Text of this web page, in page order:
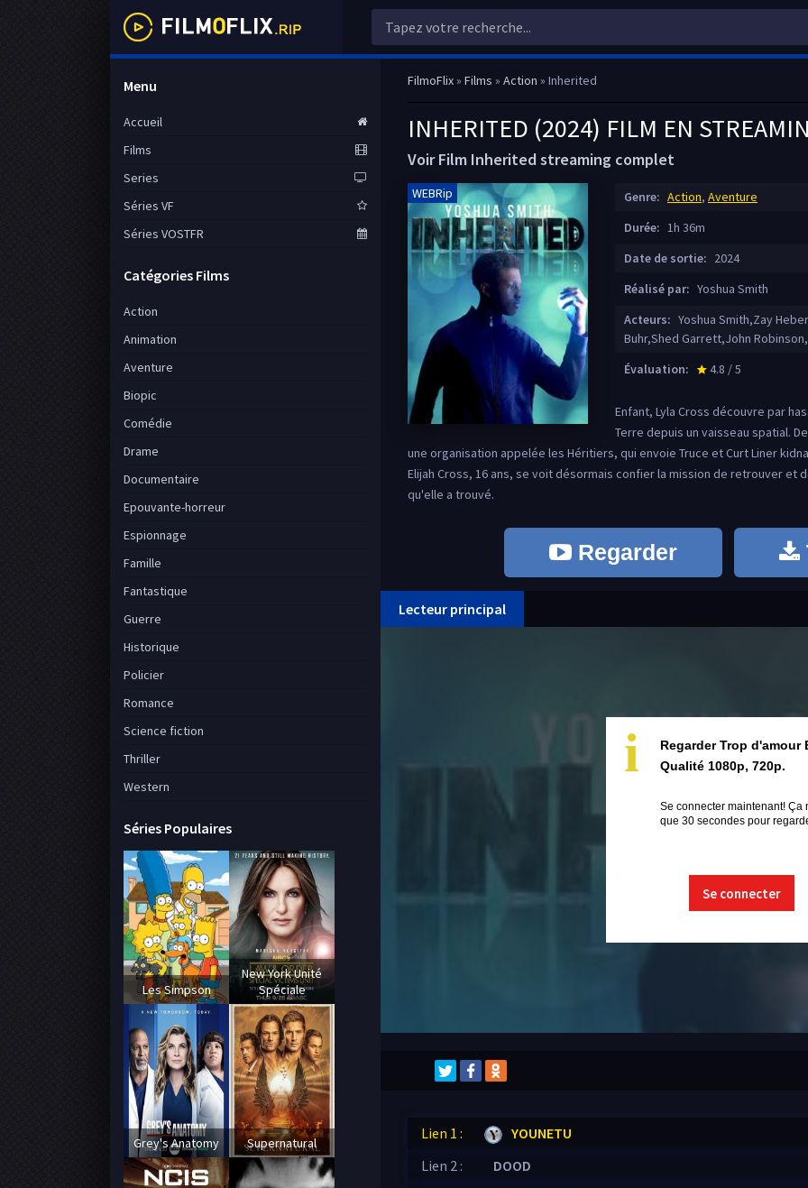
FilmoFlix» Films » Action » Inherited
INHERITED (2024) FILM EN
Voir Film Inherited streaming complet
WEBRip Genre: Action, Aventure
Durée: 1h 36m
Date de sortie: 2024
Réalisé par: Yoshua Smith
Acteurs: Yoshua Smith,Zay
Buhr,Shed Garrett,John
Évaluation:
star_rate
4.8 / 5
Enfant, Lyla Cross découvre par
Terre depuis un vaisseau spatial.
une organisation appelée les Héritiers, qui envoie Truce et Curt Liner
Elijah Cross, 16 ans, se voit désormais confier la mission de retrouver et
qu'elle a trouvé.
Regarder
Lecteur principal
i
Regarder Trop d'amour
Qualité 1080p, 720p.
Se connecter maintenant! Ça
que 30 secondes pour
Se connecter
Lien 1 : YOUNETU
Lien 2 :
DOOD
Menu
Accueil
Films
Series
Séries VF
Séries VOSTFR
Catégories Films
Action
Animation
Aventure
Biopic
Comédie
Drame
Documentaire
Epouvante-horreur
Espionnage
Famille
Fantastique
Guerre
Historique
Policier
Romance
Science fiction
Thriller
Western
Séries Populaires
Les Simpson
New York Unité
Spéciale
Grey's Anatomy Supernatural